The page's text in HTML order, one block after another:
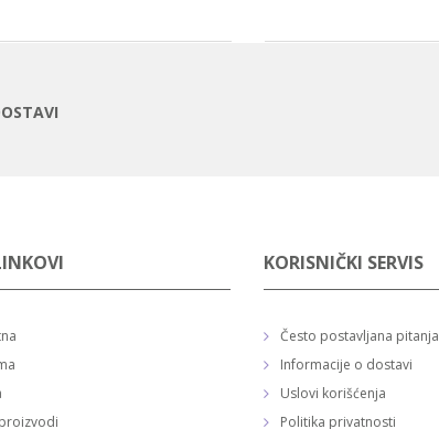
KORISNIČKI SERVIS
Često postavljana pitanja
Informacije o dostavi
Uslovi korišćenja
Politika privatnosti